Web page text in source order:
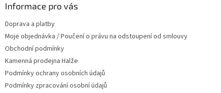
Informace pro vás
Doprava a platby
Moje objednávka / Poučení o právu na odstoupení od smlouvy
Obchodní podmínky
Kamenná prodejna Halže
Podmínky ochrany osobních údajů
Podmínky zpracování osobní údajů